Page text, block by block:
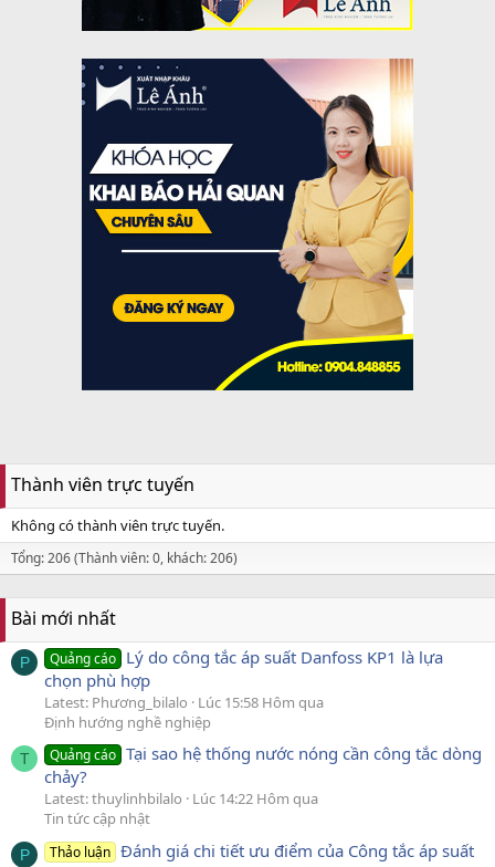
Thành viên trực tuyến
Không có thành viên trực tuyến.
Tổng: 206 (Thành viên: 0, khách: 206)
Bài mới nhất
P Quảng cáo Lý do công tắc áp suất Danfoss KP1 là lựa
chọn phù hợp
Latest: Phương_bilalo
Lúc 15:58 Hôm qua
Định hướng nghề nghiệp
T Quảng cáo Tại sao hệ thống nước nóng cần công tắc dòng
chảy?
Latest: thuylinhbilalo
Lúc 14:22 Hôm qua
Tin tức cập nhật
P Thảo luận Đánh giá chi tiết ưu điểm của Công tắc áp suất